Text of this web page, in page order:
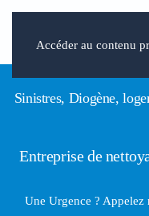
Accéder au contenu
Sinistres, Diogène,
Entreprise de
Une Urgence ? Appelez